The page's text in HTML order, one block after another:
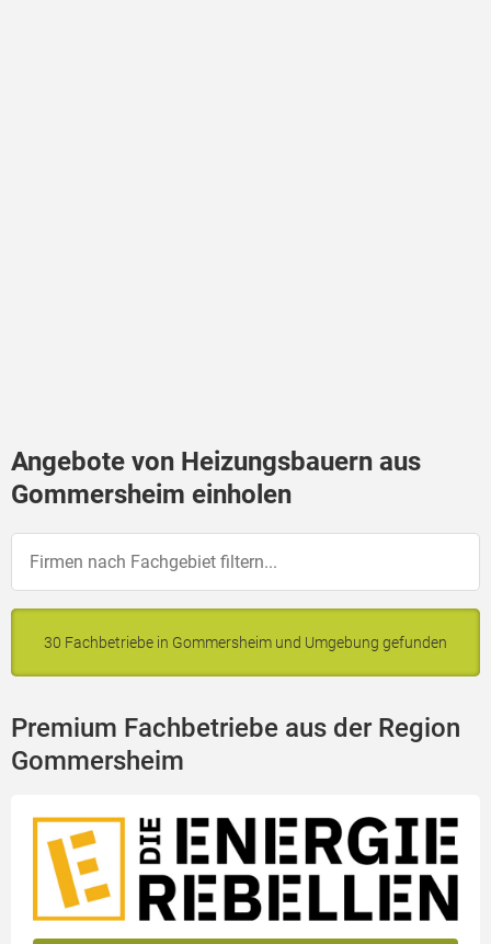
Angebote von Heizungsbauern aus
Gommersheim einholen
30 Fachbetriebe in Gommersheim und Umgebung gefunden
Premium Fachbetriebe aus der Region
Gommersheim